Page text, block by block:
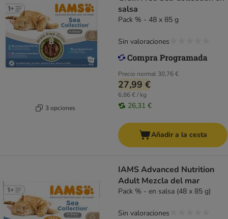
3 opciones
salsa
Pack % - 48 x 85 g
Precio normal 30,76 €
27,99 €
6,86 € / kg
26,31 €
Sin valoraciones
Añadir a la cesta
IAMS Advanced Nutrition
Adult Mezcla del mar
Pack % - en salsa (48 x 85 g)
Sin valoraciones